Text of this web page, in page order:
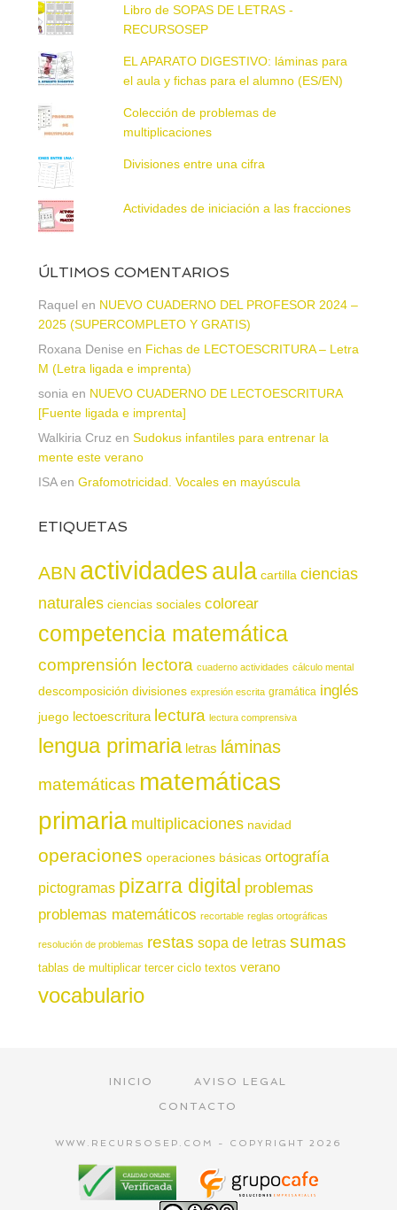
Libro de SOPAS DE LETRAS -
RECURSOSEP
EL APARATO DIGESTIVO: láminas para
el aula y fichas para el alumno (ES/EN)
Colección de problemas de
multiplicaciones
Divisiones entre una cifra
Actividades de iniciación a las fracciones
ÚLTIMOS COMENTARIOS
Raquel en NUEVO CUADERNO DEL PROFESOR 2024 –
2025 (SUPERCOMPLETO Y GRATIS)
Roxana Denise en Fichas de LECTOESCRITURA – Letra
M (Letra ligada e imprenta)
sonia en NUEVO CUADERNO DE LECTOESCRITURA
[Fuente ligada e imprenta]
Walkiria Cruz en Sudokus infantiles para entrenar la
mente este verano
ISAen Grafomotricidad. Vocales en mayúscula
ETIQUETAS
ABN actividadesaula cartilla ciencias
naturales ciencias sociales colorear
competencia matemática
comprensión lectora cuaderno actividades cálculo mental
descomposición divisiones expresión escrita gramática inglés
juego lectoescritura lectura lectura comprensiva
lengua primaria letras láminas
matemáticas matemáticas
primaria multiplicaciones navidad
operaciones operaciones básicas ortografía
pictogramas pizarra digital problemas
problemas matemáticos recortable reglas ortográficas
resolución de problemas restas sopa de letras sumas
tablas de multiplicar tercer ciclo textos verano
vocabulario
INICIO
AVISO LEGAL
CONTACTO
WWW.RECURSOSEP.COM - COPYRIGHT 2026